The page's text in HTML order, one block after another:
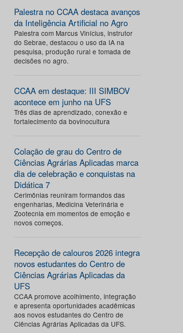
Palestra no CCAA destaca avanços
da Inteligência Artificial no Agro
Palestra com Marcus Vinícius, instrutor
do Sebrae, destacou o uso da IA na
pesquisa, produção rural e tomada de
decisões no agro.
CCAA em destaque: III SIMBOV
acontece em junho na UFS
Três dias de aprendizado, conexão e
fortalecimento da bovinocultura
Colação de grau do Centro de
Ciências Agrárias Aplicadas marca
dia de celebração e conquistas na
Didática 7
Cerimônias reuniram formandos das
engenharias, Medicina Veterinária e
Zootecnia em momentos de emoção e
novos começos.
Recepção de calouros 2026 integra
novos estudantes do Centro de
Ciências Agrárias Aplicadas da
UFS
CCAA promove acolhimento, integração
e apresenta oportunidades acadêmicas
aos novos estudantes do Centro de
Ciências Agrárias Aplicadas da UFS.